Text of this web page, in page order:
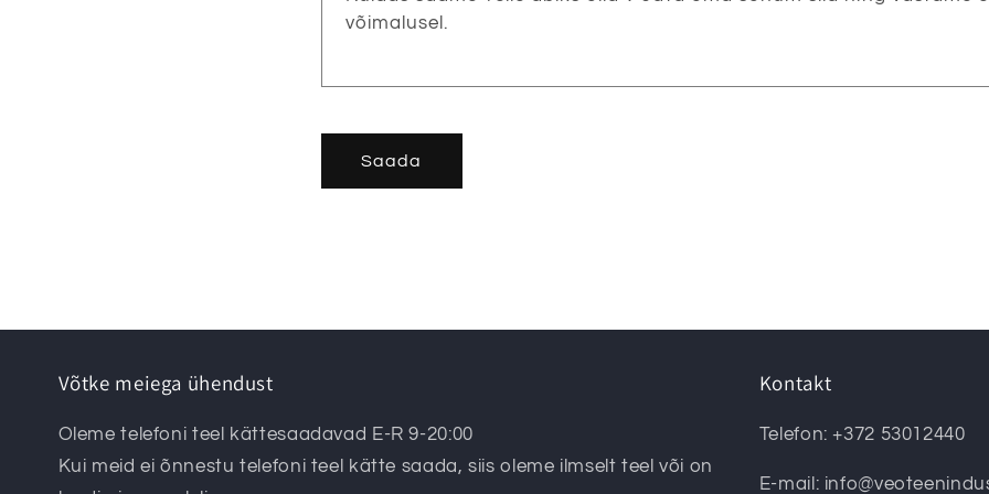
võimalusel.
Saada
Võtke meiega ühendust
Oleme telefoni teel kättesaadavad E-R 9-20:00
Kui meid ei õnnestu telefoni teel kätte saada, siis oleme ilmselt teel või on
Kontakt
Telefon: +372 53012440
E-mail: